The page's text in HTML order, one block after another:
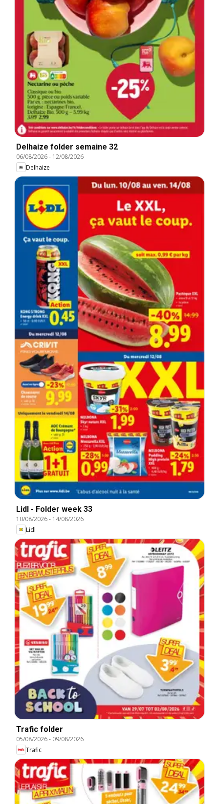
Delhaize folder semaine 32
06/08/2026- 12/08/2026
Delhaize
Lidl - Folder week 33
10/08/2026- 14/08/2026
Lidl
Trafic folder
05/08/2026- 09/08/2026
Trafic